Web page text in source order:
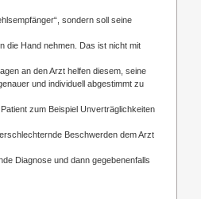
sondern soll seine
die Hand nehmen. Das ist nicht mit
an den Arzt helfen diesem, seine
und individuell abgestimmt zu
zum Beispiel Unverträglichkeiten
Beschwerden dem Arzt
Diagnose und dann gegebenenfalls